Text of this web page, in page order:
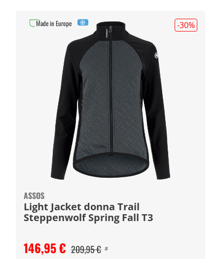
-30%
ASSOS
Light Jacket donna Trail
Steppenwolf Spring Fall T3
146,95 € 209,95 € #
Made in Europe